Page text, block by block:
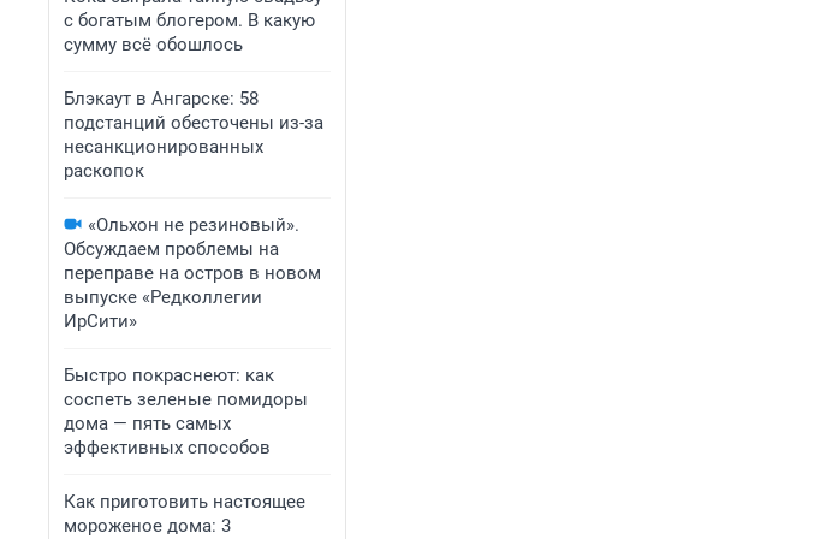
с богатым блогером. В какую
сумму всё обошлось
Блэкаут в Ангарске: 58
подстанций обесточены из-за
несанкционированных
раскопок
«Ольхон не резиновый».
Обсуждаем проблемы на
переправе на остров в новом
выпуске «Редколлегии
ИрСити»
Быстро покраснеют: как
соспеть зеленые помидоры
дома — пять самых
эффективных способов
Как приготовить настоящее
мороженое дома: 3